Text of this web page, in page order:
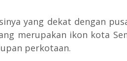
yang dekat dengan
merupakan ikon kota
perkotaan.